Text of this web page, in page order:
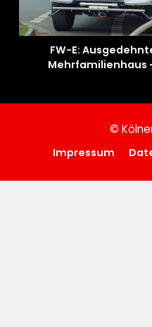
FW-E:
Mehrfamilienhaus
©
Impressum